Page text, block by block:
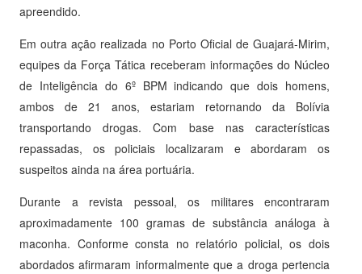
apreendido.
Em outra ação realizada no Porto Oficial de Guajará-Mirim,
equipes da Força Tática receberam informações do Núcleo
de Inteligência do 6º BPM indicando que dois homens,
ambos de 21 anos, estariam retornando da Bolívia
transportando drogas. Com base nas características
repassadas, os policiais localizaram e abordaram os
suspeitos ainda na área portuária.
Durante a revista pessoal, os militares encontraram
aproximadamente 100 gramas de substância análoga à
maconha. Conforme consta no relatório policial, os dois
abordados afirmaram informalmente que a droga pertencia